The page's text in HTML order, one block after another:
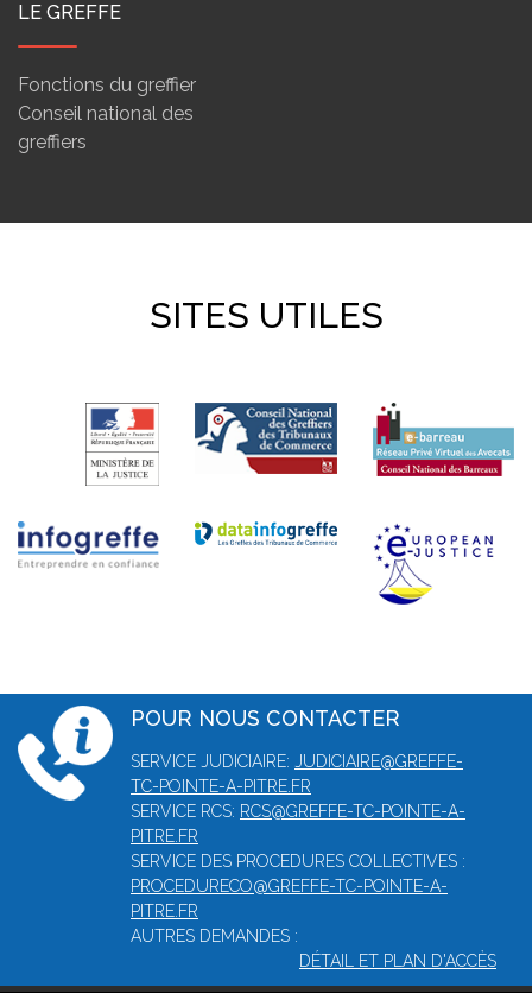
LE GREFFE
Fonctions du greffier
Conseil national des
greffiers
SITES UTILES
POUR NOUS CONTACTER
SERVICE JUDICIAIRE: JUDICIAIRE@GREFFE-
TC-POINTE-A-PITRE.FR
SERVICE RCS: RCS@GREFFE-TC-POINTE-A-
PITRE.FR
SERVICE DES PROCEDURES COLLECTIVES :
PROCEDURECO@GREFFE-TC-POINTE-A-
PITRE.FR
AUTRES DEMANDES :
DÉTAIL ET PLAN D'ACCÈS